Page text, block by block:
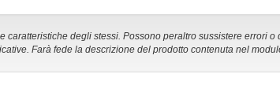
degli stessi. Possono peraltro sussistere errori
Farà fede la descrizione del prodotto contenuta nel